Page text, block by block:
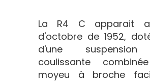
La R4 C apparait
d'octobre de 1952,
d'une suspension
coulissante
moyeu à broche